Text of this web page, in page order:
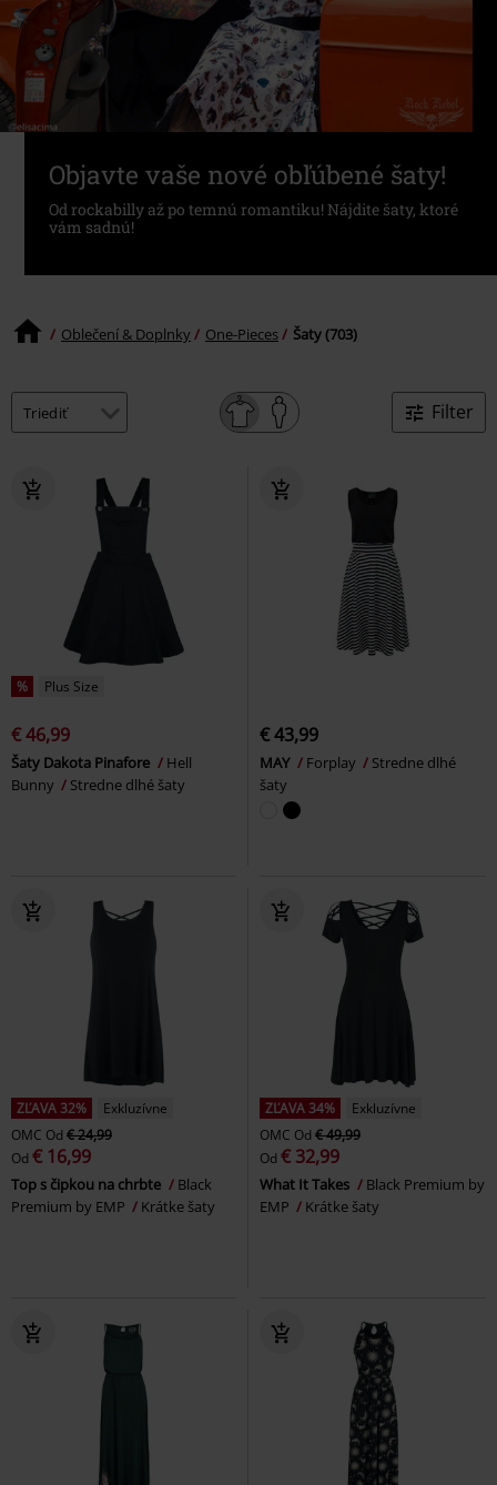
Objavte vaše nové obľúbené šaty!
Od rockabilly až po temnú romantiku! Nájdite šaty, ktoré
vám sadnú!
Oblečení & Doplnky One-Pieces Šaty (703)
Filter
% Plus Size
€ 46,99
Šaty Dakota Pinafore
Hell
Bunny
Stredne dlhé šaty
€ 43,99
MAY Forplay
Stredne dlhé
šaty
ZĽAVA 32%
Exkluzívne
OMC Od € 24,99
Od € 16,99
Top s čipkou na chrbte
Black
Premium by EMP
Krátke šaty
ZĽAVA 34%
Exkluzívne
OMC Od € 49,99
Od € 32,99
What It Takes
Black Premium by
EMP
Krátke šaty